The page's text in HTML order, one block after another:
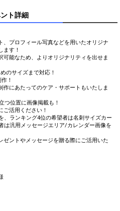
ト詳細
、プロフィール写真などを用いたオリジナ
ます！
能なため、よりオリジナリティを出せま
のサイズまで対応！
！
にあたってのケア・サポートもいたしま
つ位置に画像掲載も！
ご活用ください！
、ランキング4位の希望者は名刺サイズカー
は汎用メッセージエリア/カレンダー画像を
ゼントやメッセージを贈る際にご活用いた